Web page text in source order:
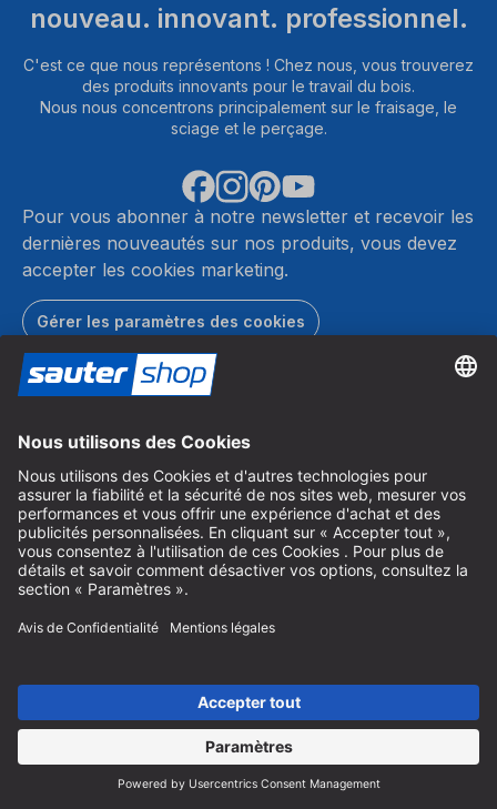
nouveau. innovant. professionnel.
C'est ce que nous représentons ! Chez nous, vous trouverez
des produits innovants pour le travail du bois.
Nous nous concentrons principalement sur le fraisage, le
sciage et le perçage.
Pour vous abonner à notre newsletter et recevoir les
dernières nouveautés sur nos produits, vous devez
accepter les cookies marketing.
Gérer les paramètres des cookies
Bons cadeaux
Faites plaisir à vos proches avec le bon cadeau sautershop.
Commander un bon cadeau
Catalogue
découvrez toute notre gamme.
Commander le catalogue